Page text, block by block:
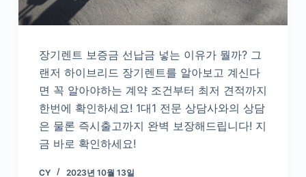
장기렌트 보증금 선납금 넣는 이유가 뭘까? 그
랜저 하이브리드 장기렌트를 알아보고 계신다
면 꼭 알아야하는 계약 조건부터 최저 견적까지
한번에 확인하세요! 1대1 전문 상담사와의 상담
은 물론 즉시출고까지 완벽 보장해드립니다! 지
금 바로 확인하세요!
CY 2023년 10월 13일